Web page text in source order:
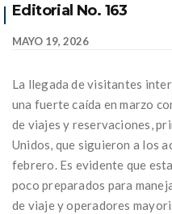
Editorial No. 163
MAYO 19, 2026
La llegada de visitantes
una fuerte caída en marzo
de viajes y reservaciones,
Unidos, que siguieron a los
febrero. Es evidente que
poco preparados para
de viaje y operadores